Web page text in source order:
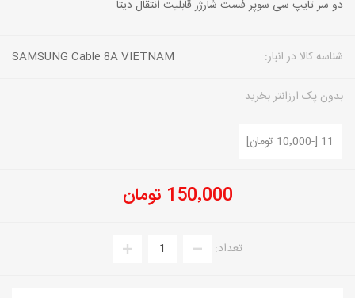
دو سر تایپ سی سوپر فست شارژر قابلیت انتقال دیتا
شناسه کالا در انبار: SAMSUNG Cable 8A VIETNAM
بدون پک ارزانتر بخرید
11 [-10٬000 تومان]
150٬000 تومان
تعداد: